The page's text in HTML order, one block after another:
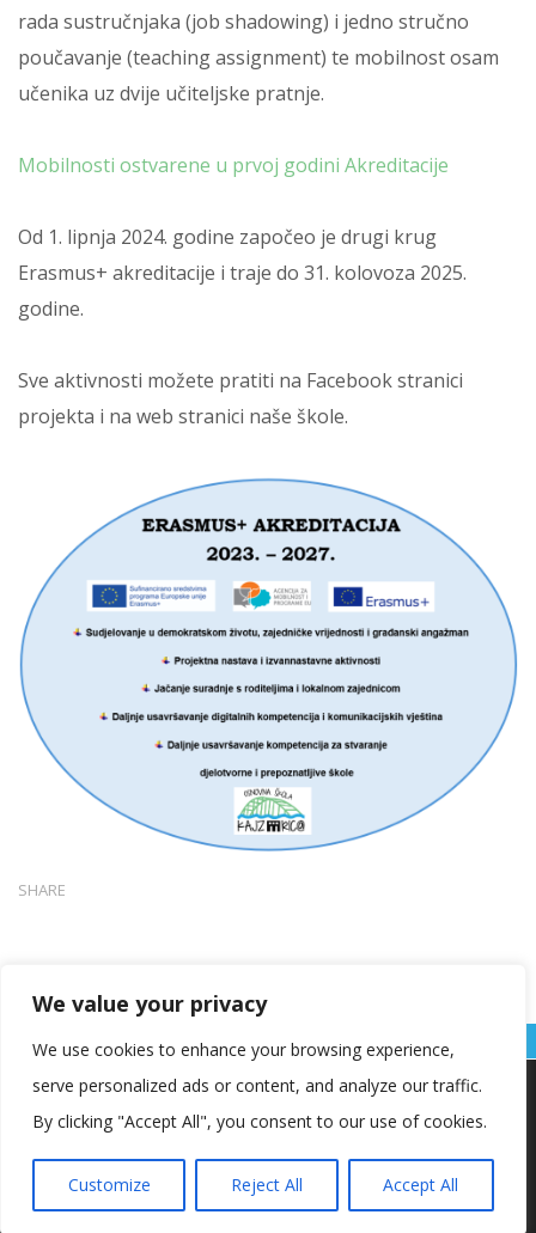
We value your privacy
We use cookies to enhance your browsing experience,
serve personalized ads or content, and analyze our traffic.
By clicking "Accept All", you consent to our use of cookies.
Customize Reject All Accept All
rada sustručnjaka (job shadowing) i jedno stručno
poučavanje (teachingassignment) te mobilnost osam
učenika uz dvije učiteljske pratnje.
Mobilnosti ostvarene u prvoj godini Akreditacije
Od 1. lipnja 2024. godine započeo je drugi krug
Erasmus+ akreditacije i traje do 31. kolovoza 2025.
godine.
Sve aktivnosti možete pratiti na Facebook stranici
projekta i na web stranici naše škole.
SHARE
Copyright © OŠ Kajzerica
Koristimo kolačiće kako bismo vam pružili najbolje iskustvo na
našoj web stranici.
Informacije o kolačićima koje koristimo ili opcije za
Prihvaćam